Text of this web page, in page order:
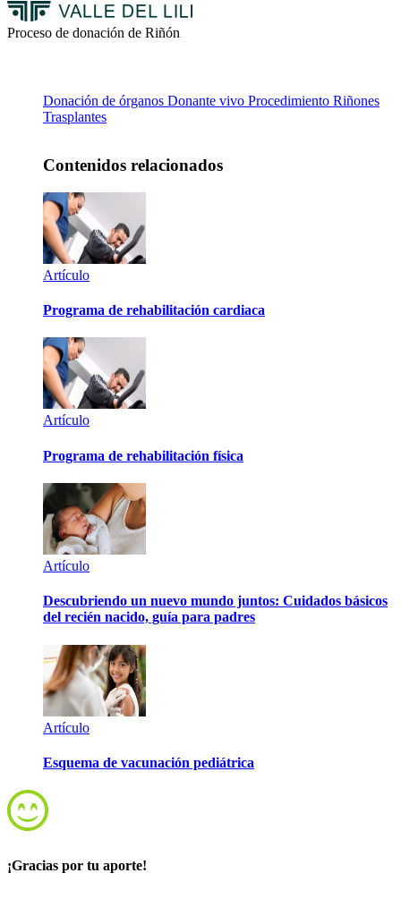
Proceso de donación de Riñón
Donación de órganos Donante vivo Procedimiento Riñones
Trasplantes
Contenidos relacionados
Artículo
Programa de rehabilitación cardiaca
Artículo
Programa de rehabilitación física
Artículo
Descubriendo un nuevo mundo juntos: Cuidados básicos
del recién nacido, guía para padres
Artículo
Esquema de vacunación pediátrica
¡Gracias por tu aporte!